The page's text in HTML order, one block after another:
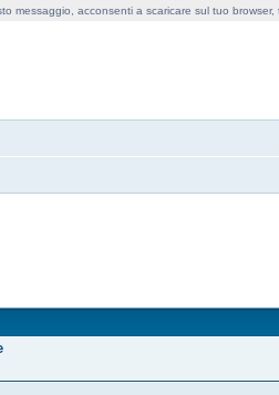
messaggio, acconsenti a scaricare sul tuo